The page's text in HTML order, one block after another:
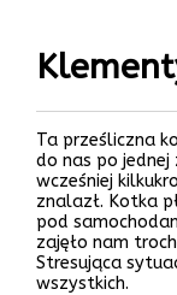
Ta prześliczna
do nas po jednej
wcześniej
znalazł. Kotka
pod
zajęło nam
Stresująca
wszystkich.